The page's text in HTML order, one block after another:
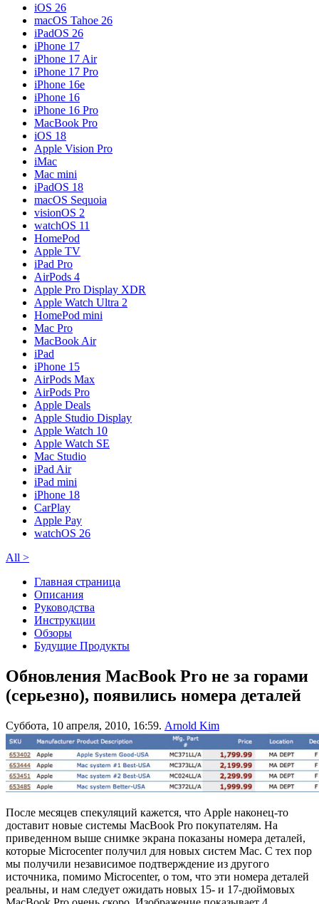
iOS 26
macOS Tahoe 26
iPadOS 26
iPhone 17
iPhone 17 Air
iPhone 17 Pro
iPhone 16e
iPhone 16
iPhone 16 Pro
MacBook Pro
iOS 18
Apple Vision Pro
iMac
Mac mini
iPadOS 18
macOS Sequoia
visionOS 2
watchOS 11
HomePod
Apple TV
iPad Pro
AirPods 4
Apple Pro Display XDR
Apple Watch Ultra 2
HomePod mini
Mac Pro
MacBook Air
iPad
iPhone 15
AirPods Max
AirPods Pro
Apple Deals
Apple Studio Display
Apple Watch 10
Apple Watch SE
Mac Studio
iPad Air
iPad mini
iPhone 18
CarPlay
Apple Pay
watchOS 26
All >
Главная страница
Описания
Руководства
Инструкции
Обзоры
Будущие Продукты
Обновления MacBook Pro не за горами
(серьезно), появились номера деталей
Суббота, 10 апреля, 2010, 16:59. Arnold Kim
После месяцев спекуляций кажется, что Apple наконец-то
доставит новые системы MacBook Pro покупателям. На
приведенном выше снимке экрана показаны номера деталей,
которые Microcenter получил для новых систем Mac. С тех пор
мы получили независимое подтверждение из другого
источника, помимо Microcenter, о том, что эти номера деталей
реальны, и нам следует ожидать новых 15- и 17-дюймовых